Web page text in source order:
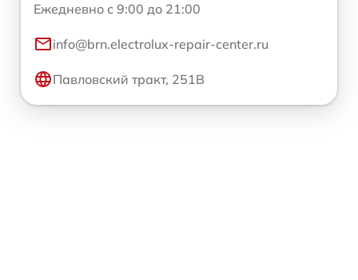
Ежедневно с 9:00 до 21:00
info@brn.electrolux-repair-center.ru
Павловский тракт, 251В